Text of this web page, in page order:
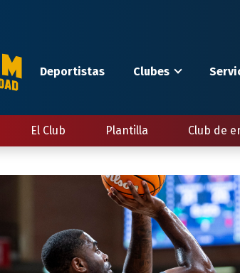
Deportistas Clubes
El Club Plantilla Club de